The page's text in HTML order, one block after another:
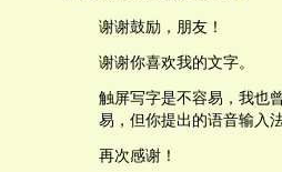
谢谢鼓励，朋友！
谢谢你喜欢我的文字。
触屏写字是不容易，我也
易，但你提出的语音输入
再次感谢！